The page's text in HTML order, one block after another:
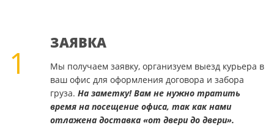
1
ЗАЯВКА
Мы получаем заявку, организуем выезд курьера в
ваш офис для оформления договора и забора
груза. На заметку! Вам не нужно тратить
время на посещение офиса, так как нами
отлажена доставка «от двери до двери».